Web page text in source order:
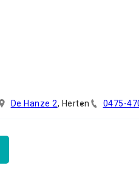
De Hanze 2, Herten 0475-